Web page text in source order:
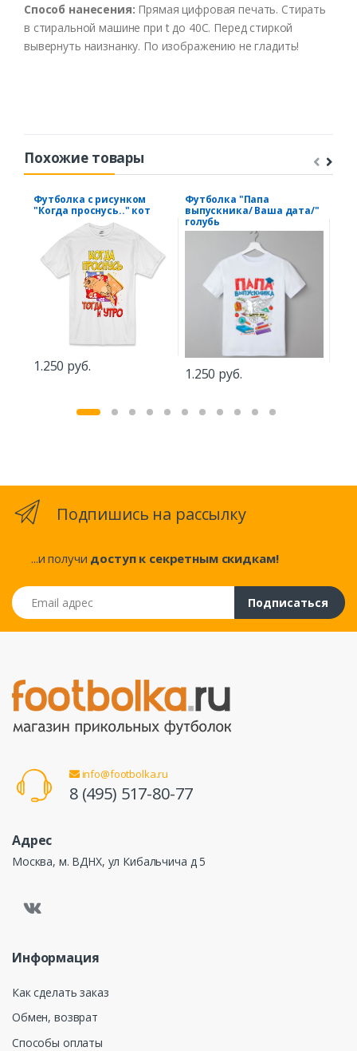
Способ нанесения: Прямая цифровая печать. Стирать
в стиральной машине при t до 40С. Перед стиркой
вывернуть наизнанку. По изображению не гладить!
Похожие товары
Футболка с рисунком
"Когда проснусь.." кот
1.250 руб.
Футболка "Папа
выпускника/ Ваша дата/"
голубь
1.250 руб.
Подпишись на рассылку
...и получи доступ к секретным скидкам!
Email адрес
Подписаться
info@footbolka.ru
8 (495) 517-80-77
Адрес
Москва, м. ВДНХ, ул Кибальчича д 5
Информация
Как сделать заказ
Обмен, возврат
Способы оплаты